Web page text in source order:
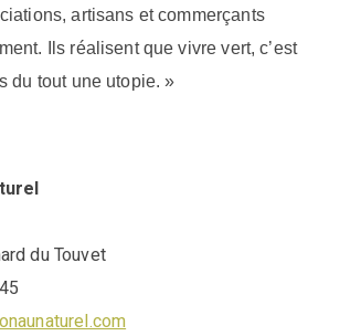
artisans et commerçants
Ils réalisent que vivre vert, c’est
du tout une utopie. »
du Touvet